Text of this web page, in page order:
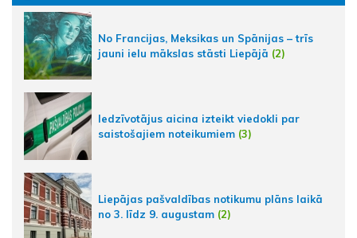
No Francijas, Meksikas un Spānijas – trīs
jauni ielu mākslas stāsti Liepājā (2)
Iedzīvotājus aicina izteikt viedokli par
saistošajiem noteikumiem (3)
Liepājas pašvaldības notikumu plāns laikā
no 3. līdz 9. augustam (2)